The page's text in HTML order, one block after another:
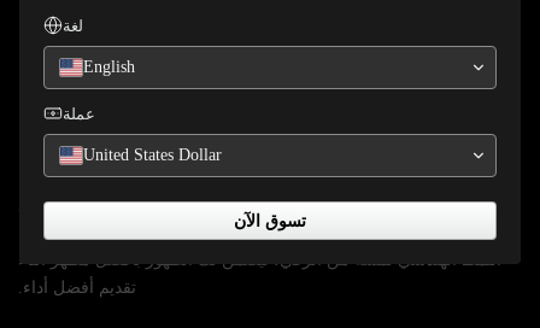
الكرة.
٦. تثبيت ودعم محكم: يضمن حزام المعصم المصنوع من النيوبرين
اللعب. يوفر هذا المزيج دعمًا ممتازًا للمعصم، مما يعزز ثقتك وأداءك في
الملعب.
٧. تصميم أنيق وعصري: تتميز قفازات لوبوس نيو برو بتصميم أنيق
وعصري مع ألوان داكنة، مما يجعلها أنيقة واحترافية في آن واحد. يضفي
النمط الهندسي لمسة من الرقي، ليضمن لك الظهور بأفضل مظهر أثناء
تقديم أفضل أداء.
لغة
English
عملة
United States Dollar
تسوق الآن